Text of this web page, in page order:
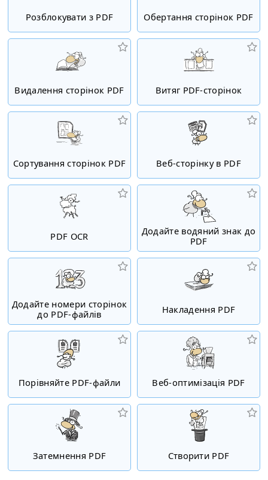
Розблокувати з PDF Обертання сторінок PDF
Видалення сторінок PDF Витяг PDF-сторінок
Сортування сторінок PDF Веб-сторінку в PDF
PDF OCR
Додайте водяний знак до
PDF
Додайте номери сторінок
до PDF-файлів
Накладення PDF
Порівняйте PDF-файли Веб-оптимізація PDF
Затемнення PDF Створити PDF